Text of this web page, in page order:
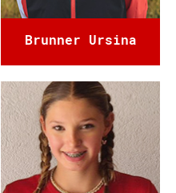
Brunner Ursina